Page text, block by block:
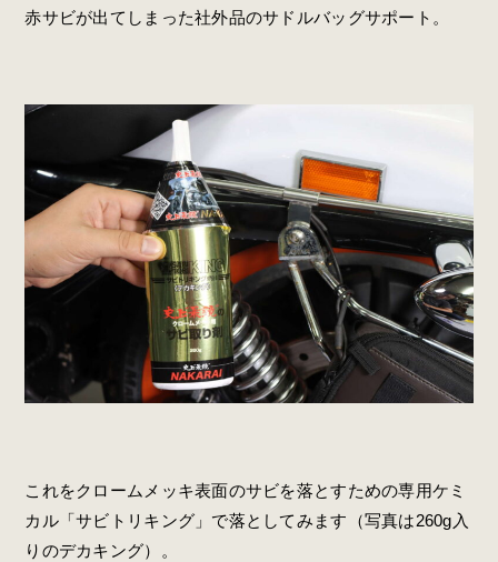
赤サビが出てしまった社外品のサドルバッグサポート。
これをクロームメッキ表面のサビを落とすための専用ケミ
カル「サビトリキング」で落としてみます（写真は260g入
りのデカキング）。